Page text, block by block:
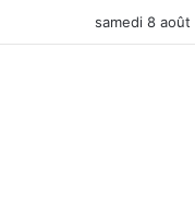
samedi 8 août